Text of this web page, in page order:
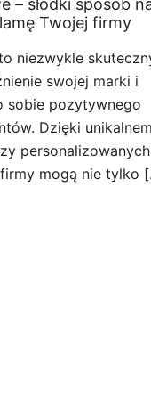
– słodki sposób
Twojej firmy
niezwykle
swojej marki i
sobie pozytywnego
Dzięki
firmy mogą nie tylko